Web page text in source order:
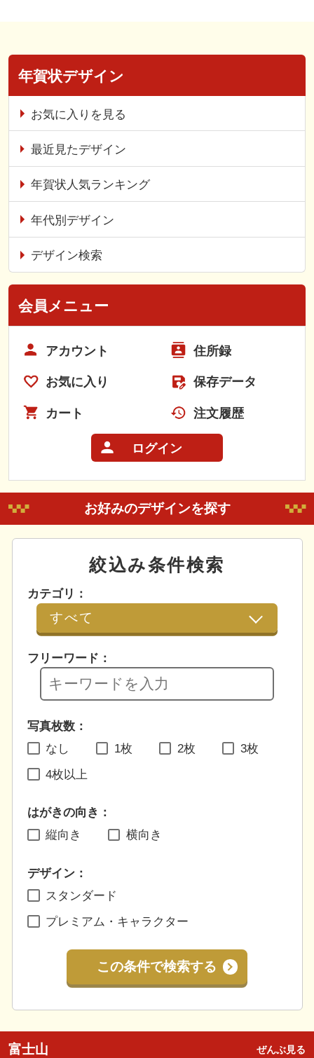
年賀状デザイン
お気に入りを見る
最近見たデザイン
年賀状人気ランキング
年代別デザイン
デザイン検索
会員メニュー
アカウント 住所録
お気に入り 保存データ
カート 注文履歴
ログイン
お好みのデザインを探す
絞込み条件検索
カテゴリ：
フリーワード：
写真枚数：
なし
1枚 2枚 3枚
4枚以上
はがきの向き：
縦向き
横向き
デザイン：
スタンダード
プレミアム・キャラクター
この条件で検索する
富士山 ぜんぶ見る